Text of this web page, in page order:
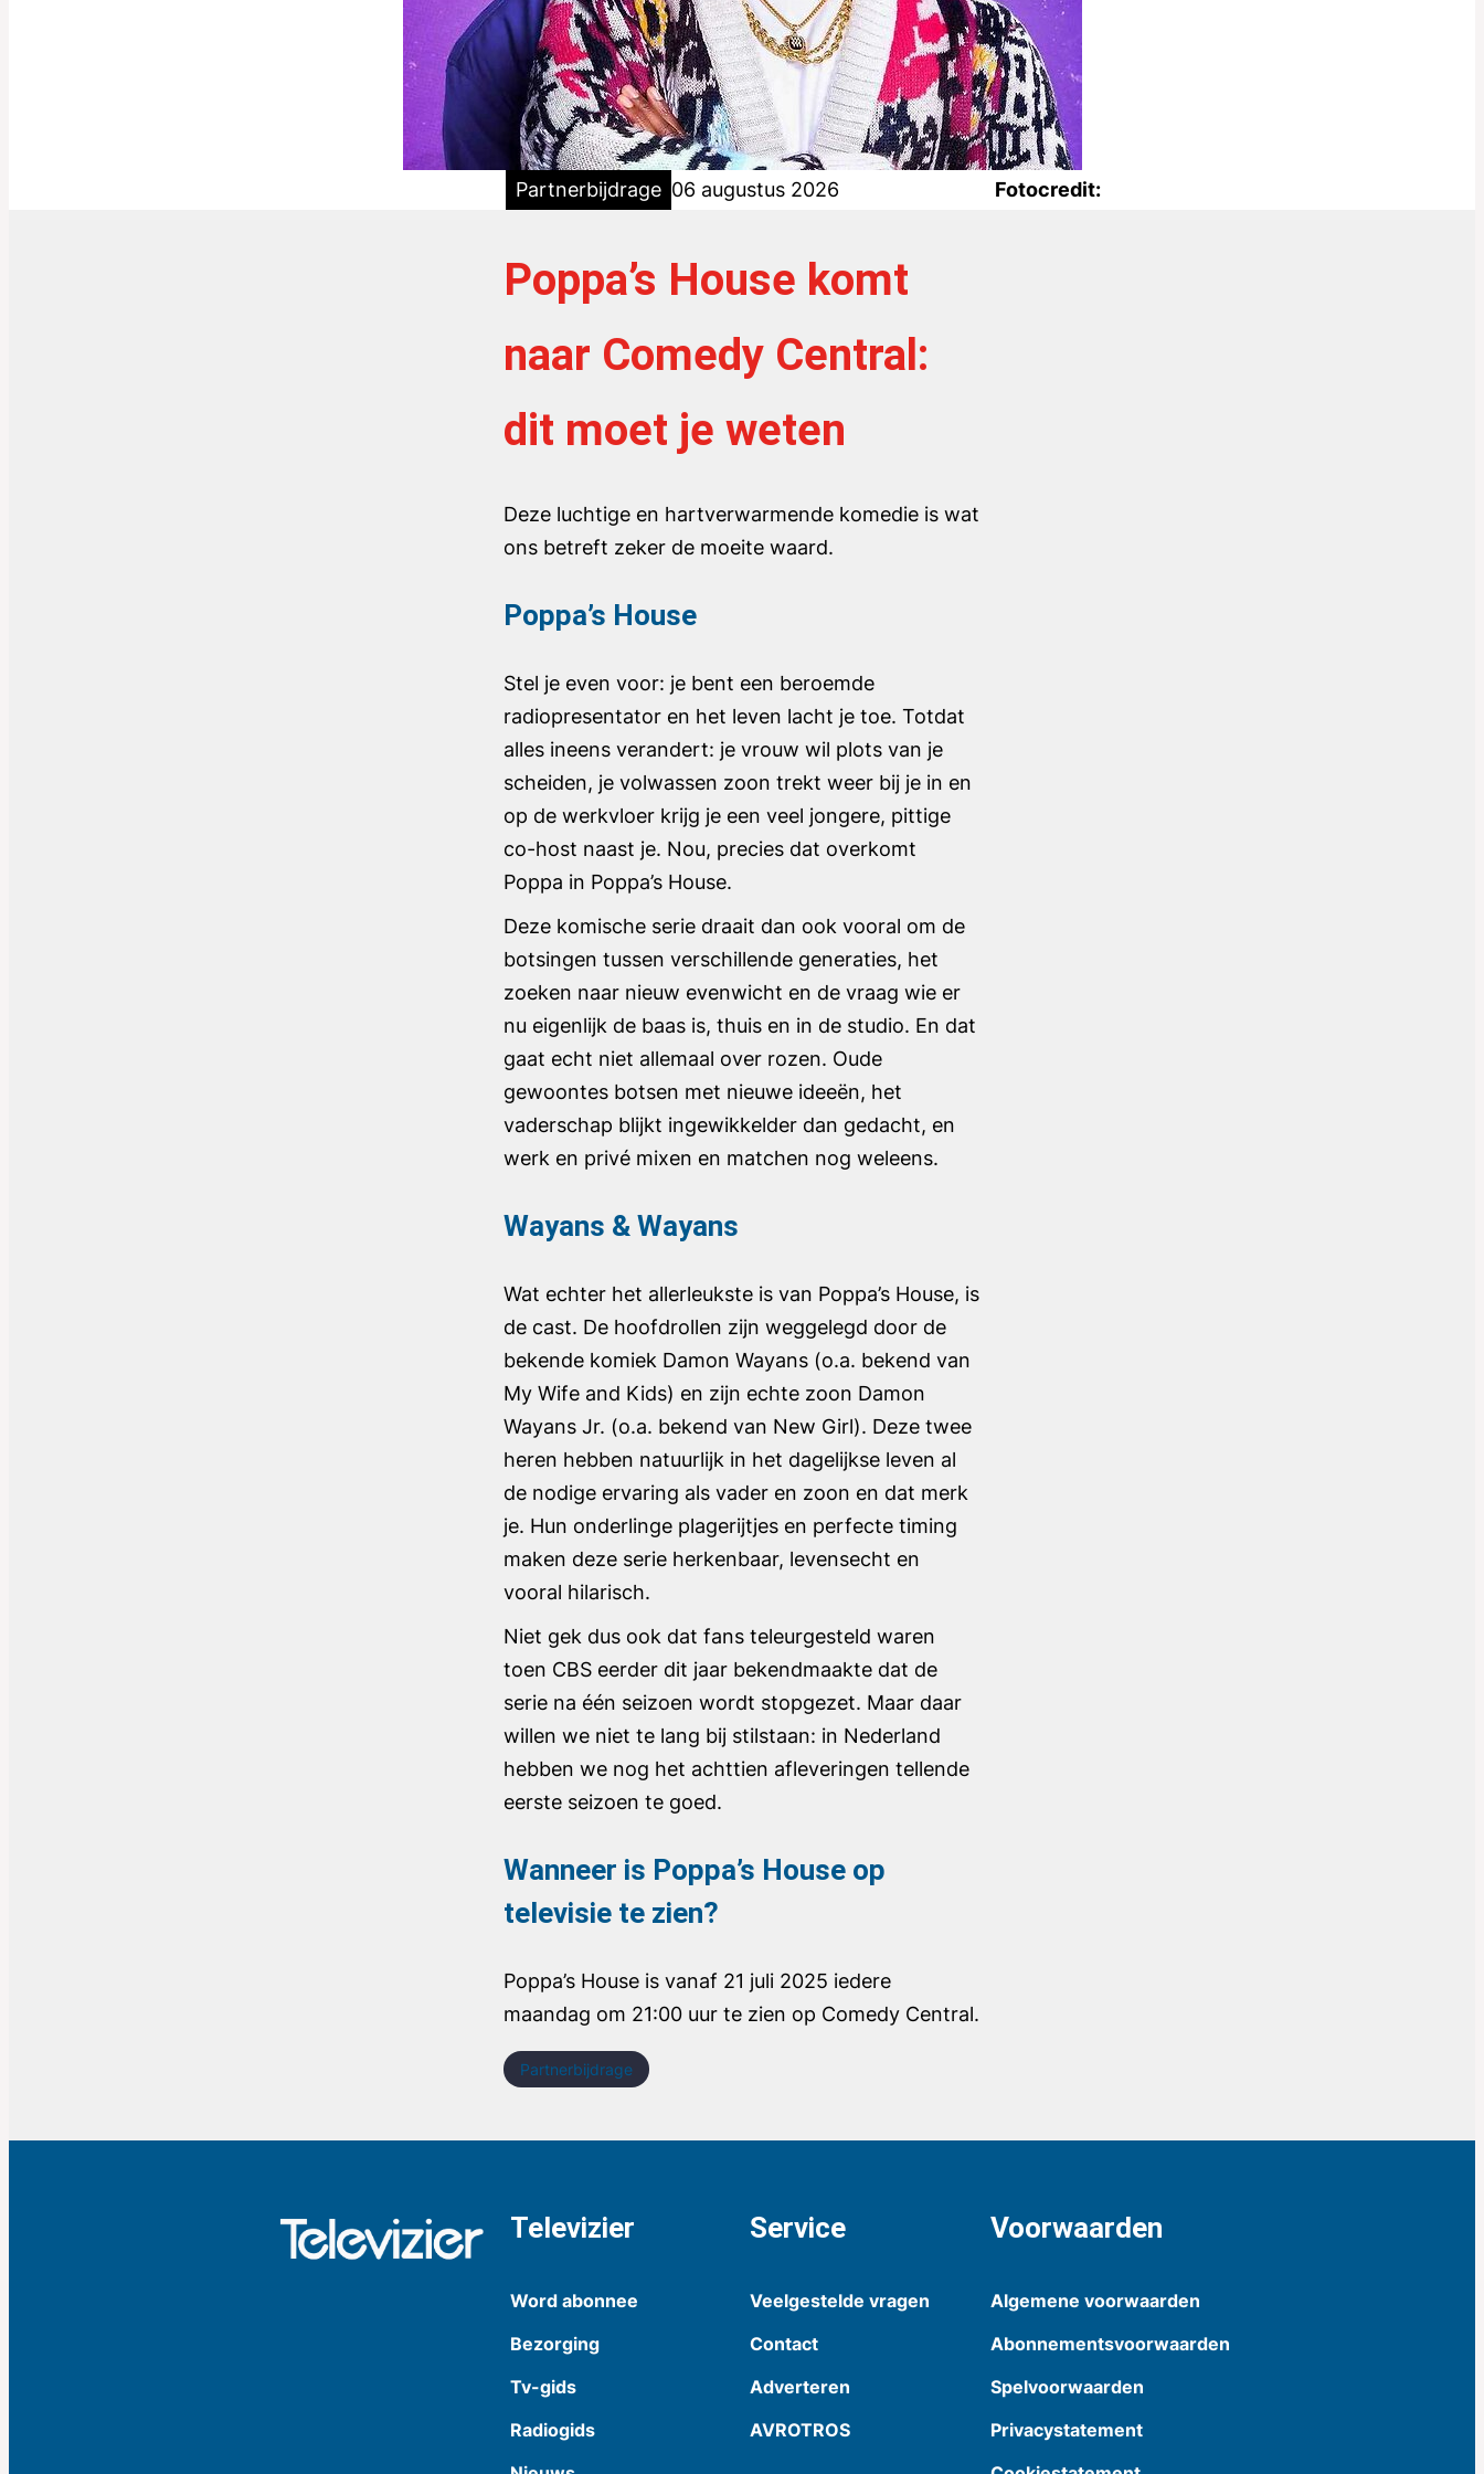
Partnerbijdrage 06 augustus 2026 Fotocredit:
Poppa’s House komt
naar Comedy Central:
dit moet je weten
Deze luchtige en hartverwarmende komedie is wat
ons betreft zeker de moeite waard.
Poppa’s House
Stel je even voor: je bent een beroemde
radiopresentator en het leven lacht je toe. Totdat
alles ineens verandert: je vrouw wil plots van je
scheiden, je volwassen zoon trekt weer bij je in en
op de werkvloer krijg je een veel jongere, pittige
co-host naast je. Nou, precies dat overkomt
Poppa in Poppa’s House.
Deze komische serie draait dan ook vooral om de
botsingen tussen verschillende generaties, het
zoeken naar nieuw evenwicht en de vraag wie er
nu eigenlijk de baas is, thuis en in de studio. En dat
gaat echt niet allemaal over rozen. Oude
gewoontes botsen met nieuwe ideeën, het
vaderschap blijkt ingewikkelder dan gedacht, en
werk en privé mixen en matchen nog weleens.
Wayans & Wayans
Wat echter het allerleukste is van Poppa’s House, is
de cast. De hoofdrollen zijn weggelegd door de
bekende komiek Damon Wayans (o.a. bekend van
My Wife and Kids) en zijn echte zoon Damon
Wayans Jr. (o.a. bekend van New Girl). Deze twee
heren hebben natuurlijk in het dagelijkse leven al
de nodige ervaring als vader en zoon en dat merk
je. Hun onderlinge plagerijtjes en perfecte timing
maken deze serie herkenbaar, levensecht en
vooral hilarisch.
Niet gek dus ook dat fans teleurgesteld waren
toen CBS eerder dit jaar bekendmaakte dat de
serie na één seizoen wordt stopgezet. Maar daar
willen we niet te lang bij stilstaan: in Nederland
hebben we nog het achttien afleveringen tellende
eerste seizoen te goed.
Wanneer is Poppa’s House op
televisie te zien?
Poppa’s Houseis vanaf 21 juli 2025 iedere
maandag om 21:00 uur te zien op Comedy Central.
Partnerbijdrage
Televizier
Word abonnee
Bezorging
Tv-gids
Radiogids
Service
Veelgestelde vragen
Contact
Adverteren
AVROTROS
Voorwaarden
Algemene voorwaarden
Abonnementsvoorwaarden
Spelvoorwaarden
Privacystatement